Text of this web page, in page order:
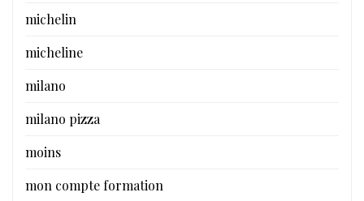
michelin
micheline
milano
milano pizza
moins
mon compte formation